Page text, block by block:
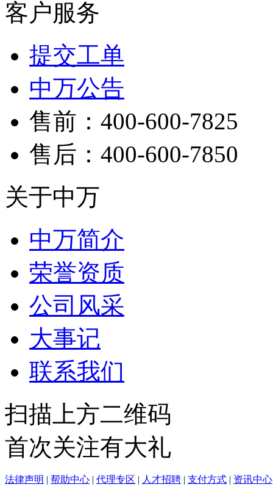
客户服务
提交工单
中万公告
售前：400-600-7825
售后：400-600-7850
关于中万
中万简介
荣誉资质
公司风采
大事记
联系我们
扫描上方二维码
首次关注有大礼
法律声明 | 帮助中心 | 代理专区 | 人才招聘 | 支付方式 | 资讯中心